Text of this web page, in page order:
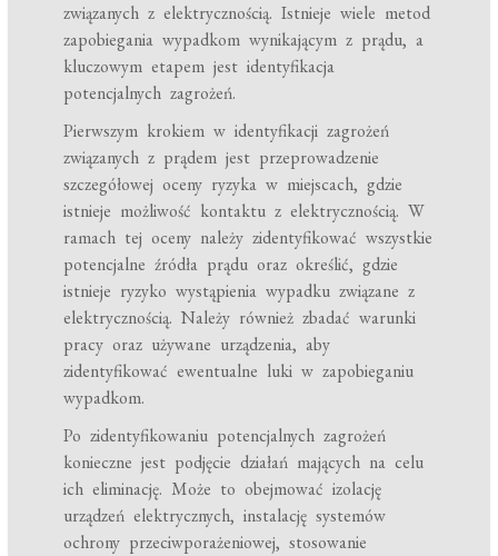
związanych z elektrycznością. Istnieje wiele metod
zapobiegania wypadkom wynikającym z prądu, a
kluczowym etapem jest identyfikacja
potencjalnych zagrożeń.
Pierwszym krokiem w identyfikacji zagrożeń
związanych z prądem jest przeprowadzenie
szczegółowej oceny ryzyka w miejscach, gdzie
istnieje możliwość kontaktu z elektrycznością. W
ramach tej oceny należy zidentyfikować wszystkie
potencjalne źródła prądu oraz określić, gdzie
istnieje ryzyko wystąpienia wypadku związane z
elektrycznością. Należy również zbadać warunki
pracy oraz używane urządzenia, aby
zidentyfikować ewentualne luki w zapobieganiu
wypadkom.
Po zidentyfikowaniu potencjalnych zagrożeń
konieczne jest podjęcie działań mających na celu
ich eliminację. Może to obejmować izolację
urządzeń elektrycznych, instalację systemów
ochrony przeciwporażeniowej, stosowanie